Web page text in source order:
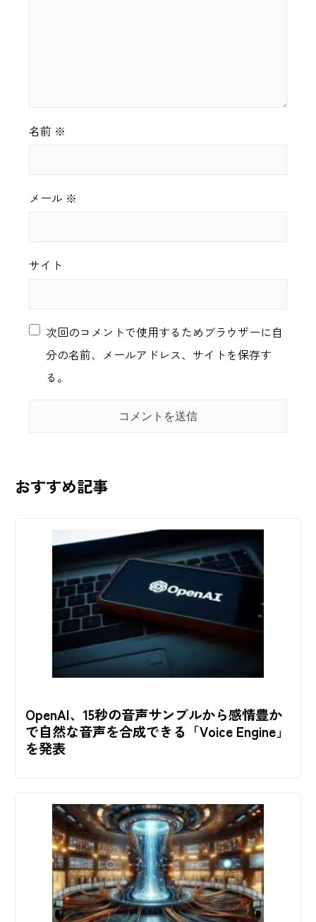
名前 ※
メール ※
サイト
次回のコメントで使用するためブラウザーに自
分の名前、メールアドレス、サイトを保存す
る。
おすすめ記事
OpenAI、15秒の音声サンプルから感情豊か
で自然な音声を合成できる「Voice Engine」
を発表